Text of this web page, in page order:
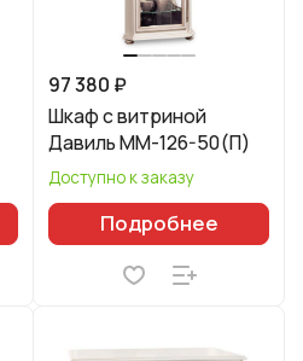
97 380 ₽
Шкаф с витриной
Давиль ММ-126-50(П)
Доступно к заказу
Подробнее